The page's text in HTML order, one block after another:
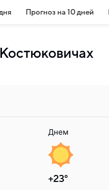
Прогноз на 10 дней
Днем
+23°